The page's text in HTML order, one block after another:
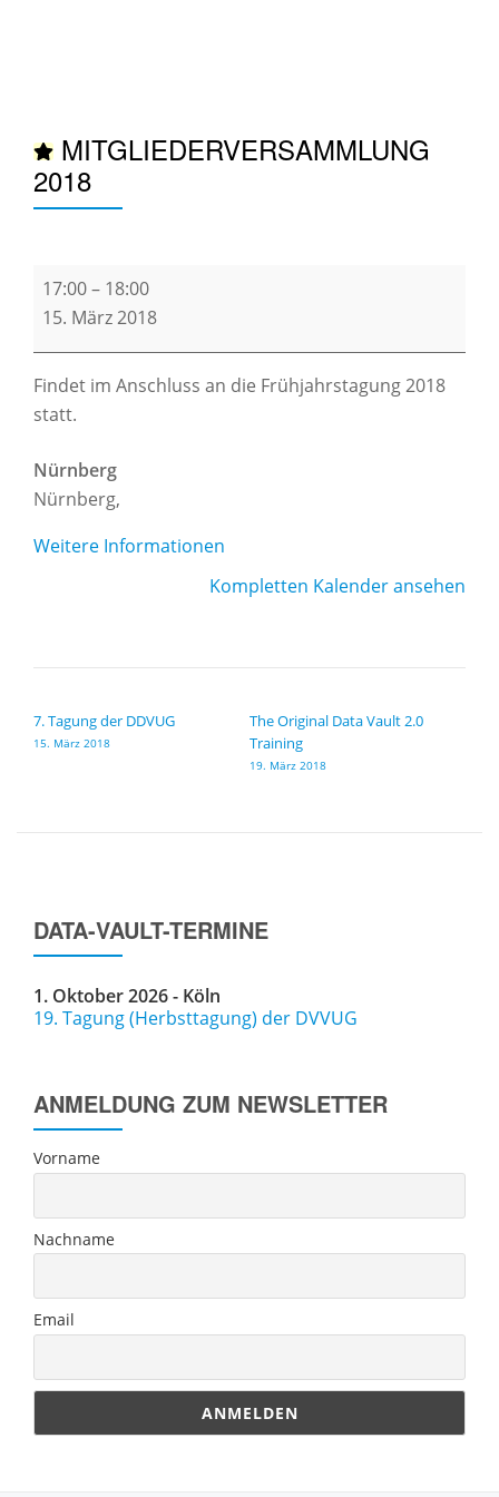
MITGLIEDERVERSAMMLUNG
2018
Mitgliederversammlung
2018
17:00– 18:00
15. März 2018
Findet im Anschluss an die Frühjahrstagung 2018
statt.
Nürnberg
Nürnberg,
Weitere Informationen
Kompletten Kalender ansehen
7. Tagung der DDVUG
15. März 2018
The Original Data Vault 2.0
Training
19. März 2018
DATA-VAULT-TERMINE
1. Oktober 2026 - Köln
19. Tagung (Herbsttagung) der DVVUG
ANMELDUNG ZUM NEWSLETTER
Vorname
Nachname
Email